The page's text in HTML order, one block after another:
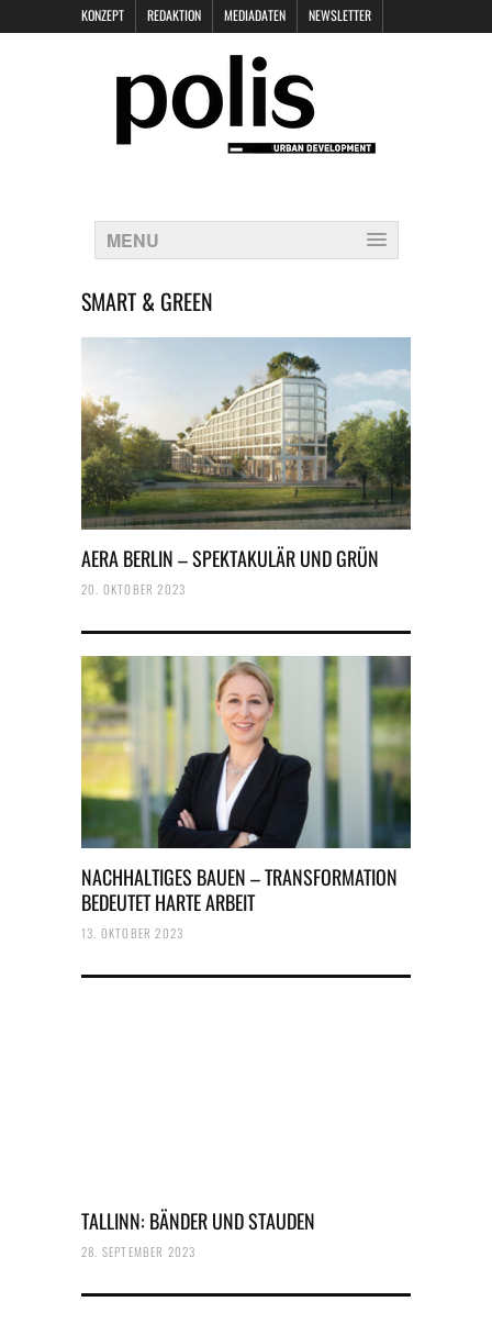
KONZEPT REDAKTION MEDIADATEN NEWSLETTER
DATENSCHUTZ
MENU
SMART & GREEN
AERA BERLIN – SPEKTAKULÄR UND GRÜN
20. OKTOBER 2023
NACHHALTIGES BAUEN – TRANSFORMATION
BEDEUTET HARTE ARBEIT
13. OKTOBER 2023
TALLINN: BÄNDER UND STAUDEN
28. SEPTEMBER 2023